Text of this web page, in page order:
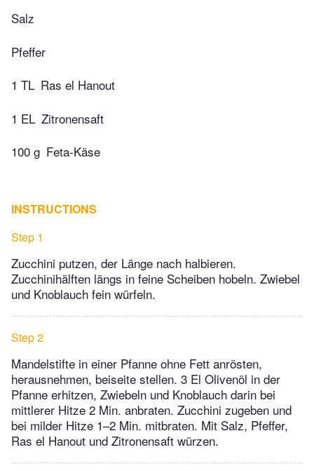
Salz
Pfeffer
1 TL Ras el Hanout
1 EL Zitronensaft
100 g Feta-Käse
INSTRUCTIONS
Step 1
Zucchini putzen, der Länge nach halbieren.
Zucchinihälften längs in feine Scheiben hobeln. Zwiebel
und Knoblauch fein würfeln.
Step 2
Mandelstifte in einer Pfanne ohne Fett anrösten,
herausnehmen, beiseite stellen. 3 El Olivenöl in der
Pfanne erhitzen, Zwiebeln und Knoblauch darin bei
mittlerer Hitze 2 Min. anbraten. Zucchini zugeben und
bei milder Hitze 1–2 Min. mitbraten. Mit Salz, Pfeffer,
Ras el Hanout und Zitronensaft würzen.